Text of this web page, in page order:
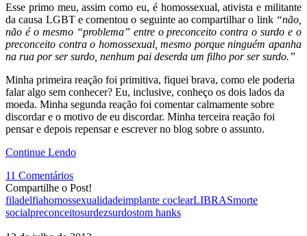
Esse primo meu, assim como eu, é homossexual, ativista e militante
da causa LGBT e comentou o seguinte ao compartilhar o link “não,
não é o mesmo “problema” entre o preconceito contra o surdo e o
preconceito contra o homossexual, mesmo porque ninguém apanha
na rua por ser surdo, nenhum pai deserda um filho por ser surdo.”
Minha primeira reação foi primitiva, fiquei brava, como ele poderia
falar algo sem conhecer? Eu, inclusive, conheço os dois lados da
moeda. Minha segunda reação foi comentar calmamente sobre
discordar e o motivo de eu discordar. Minha terceira reação foi
pensar e depois repensar e escrever no blog sobre o assunto.
Continue Lendo
11 Comentários
Compartilhe o Post!
filadelfiahomossexualidadeimplante coclearLIBRASmorte
socialpreconceitosurdezsurdostom hanks